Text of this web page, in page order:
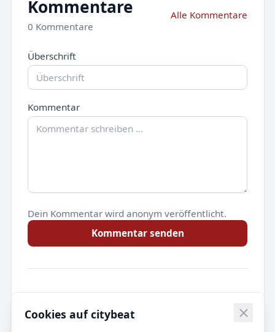
Kommentare
0 Kommentare
Alle Kommentare
Überschrift
Kommentar
Dein Kommentar wird anonym veröffentlicht.
Kommentar senden
Noch keine Kommentare.
Cookies auf citybeat